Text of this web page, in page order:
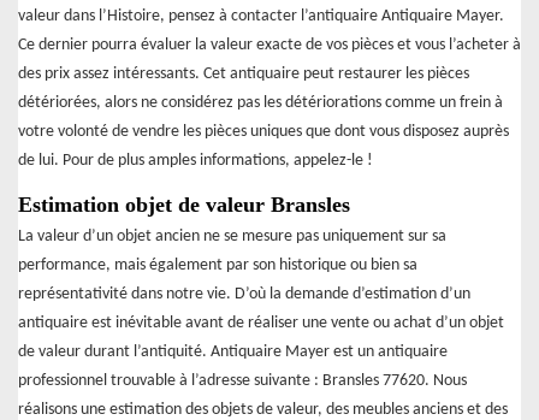
valeur dans l’Histoire, pensez à contacter l’antiquaire Antiquaire Mayer.
Ce dernier pourra évaluer la valeur exacte de vos pièces et vous l’acheter à
des prix assez intéressants. Cet antiquaire peut restaurer les pièces
détériorées, alors ne considérez pas les détériorations comme un frein à
votre volonté de vendre les pièces uniques que dont vous disposez auprès
de lui. Pour de plus amples informations, appelez-le !
Estimation objet de valeur Bransles
La valeur d’un objet ancien ne se mesure pas uniquement sur sa
performance, mais également par son historique ou bien sa
représentativité dans notre vie. D’où la demande d’estimation d’un
antiquaire est inévitable avant de réaliser une vente ou achat d’un objet
de valeur durant l’antiquité. Antiquaire Mayer est un antiquaire
professionnel trouvable à l’adresse suivante : Bransles 77620. Nous
réalisons une estimation des objets de valeur, des meubles anciens et des